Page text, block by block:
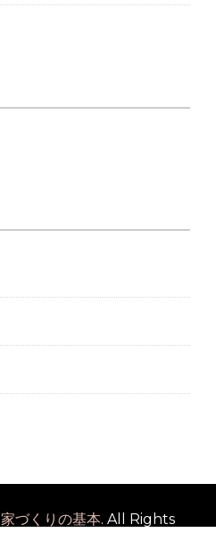
家づくりの基本. All Rights